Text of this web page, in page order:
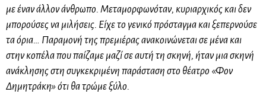
με έναν άλλον άνθρωπο. Μεταμορφωνόταν, κυριαρχικός και δεν
μπορούσες να μιλήσεις. Είχε το γενικό πρόσταγμα και ξεπερνούσε
τα όρια… Παραμονή της πρεμιέρας ανακοινώνεται σε μένα και
στην κοπέλα που παίζαμε μαζί σε αυτή τη σκηνή, ήταν μια σκηνή
ανάκλησης στη συγκεκριμένη παράσταση στο θέατρο «Φον
Δημητράκη» ότι θα τρώμε ξύλο.